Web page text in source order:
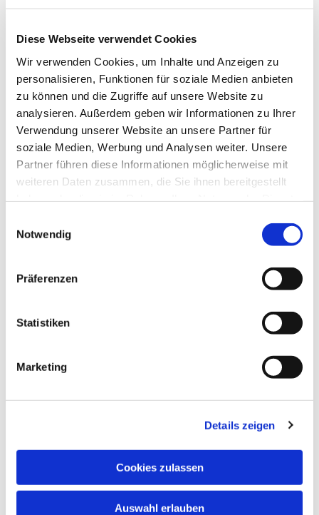
Diese Webseite verwendet Cookies
Wir verwenden Cookies, um Inhalte und Anzeigen zu
personalisieren, Funktionen für soziale Medien anbieten
zu können und die Zugriffe auf unsere Website zu
analysieren. Außerdem geben wir Informationen zu Ihrer
Verwendung unserer Website an unsere Partner für
soziale Medien, Werbung und Analysen weiter. Unsere
Partner führen diese Informationen möglicherweise mit
weiteren Daten zusammen, die Sie ihnen bereitgestellt
Notwendig
Präferenzen
Statistiken
Marketing
Details zeigen
Cookies zulassen
Auswahl erlauben
Dies könnte Sie auch interessieren